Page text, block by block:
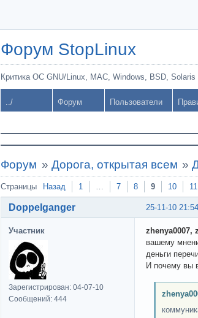
Форум StopLinux
Критика ОС GNU/Linux, MAC, Windows, BSD, Solaris
../ Форум Пользователи
Форум » Дорога, открытая всем »
Страницы Назад 1 … 7 8 9 10 11
25-11-10
Doppelganger
Участник
Зарегистрирован: 04-07-10
Сообщений: 444
zhenya0007,
вашему
деньги
И почему вы